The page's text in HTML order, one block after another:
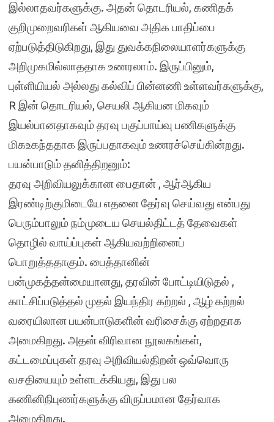
இல்லாதவர்களுக்கு. அதன் தொடரியல், கணிதக்
குறிமுறைவரிகள் ஆகியவை அதிக பாதிப்பை
ஏற்படுத்திடுகிறது, இது துவக்கநிலையாளர்களுக்கு
அறிமுகமில்லாததாக உணரலாம். இருப்பினும்,
புள்ளியியல் அல்லது கல்விப் பின்னணி உள்ளவர்களுக்கு,
R இன் தொடரியல், செயலி ஆகியன மிகவும்
இயல்பானதாகவும் தரவு பகுப்பாய்வு பணிகளுக்கு
மிகஉகந்ததாக இருப்பதாகவும் உணரச்செய்கின்றது.
பயன்பாடும் தனித்திறனும்:
தரவு அறிவியலுக்கான பைதான் , ஆர்ஆகிய
இரண்டிற்குமிடையே எதனை தேர்வு செய்வது என்பது
பெரும்பாலும் நம்முடைய செயல்திட்டத் தேவைகள்
தொழில் வாய்ப்புகள் ஆகியவற்றினைப்
பொறுத்ததாகும். பைத்தானின்
பன்முகத்தன்மையானது, தரவின் போட்டியிடுதல் ,
காட்சிப்படுத்தல் முதல் இயந்திர கற்றல் , ஆழ் கற்றல்
வரையிலான பயன்பாடுகளின் வரிசைக்கு ஏற்றதாக
அமைகிறது. அதன் விரிவான நூலகங்கள்,
கட்டமைப்புகள் தரவு அறிவியல்திறன் ஒவ்வொரு
வசதியையும் உள்ளடக்கியது, இது பல
கணினிநிபுணர்களுக்கு விருப்பமான தேர்வாக
அமைகிறது.